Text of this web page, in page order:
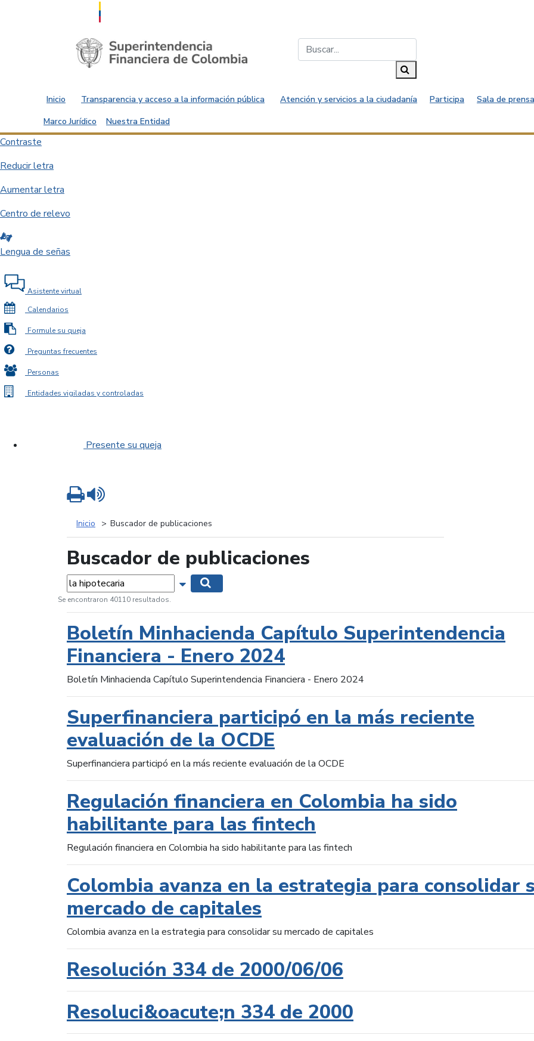
Saltar al contenido principal
Inicio Transparencia y acceso a la información pública Atención y servicios a la ciudadanía Participa
Sala de
Marco Jurídico
Nuestra Entidad
Contraste
Reducir letra
Aumentar letra
Centro de relevo
Lengua de señas
Asistente virtual
Calendarios
Formule su queja
Preguntas frecuentes
Personas
Entidades vigiladas y controladas
Presente su queja
Inicio Buscador de publicaciones
Buscador de publicaciones
Palabras... Mostrar opciones de búsqueda
Se encontraron 40110 resultados.
Boletín Minhacienda Capítulo Superintendencia
Financiera - Enero 2024
Boletín Minhacienda Capítulo Superintendencia Financiera - Enero 2024
Superfinanciera participó en la más reciente
evaluación de la OCDE
Superfinanciera participó en la más reciente evaluación de la OCDE
Regulación financiera en Colombia ha sido
habilitante para las fintech
Regulación financiera en Colombia ha sido habilitante para las fintech
Colombia avanza en la estrategia para consolidar
mercado de capitales
Colombia avanza en la estrategia para consolidar su mercado de capitales
Resolución 334 de 2000/06/06
Resoluci&oacute;n 334 de 2000
Imprimir